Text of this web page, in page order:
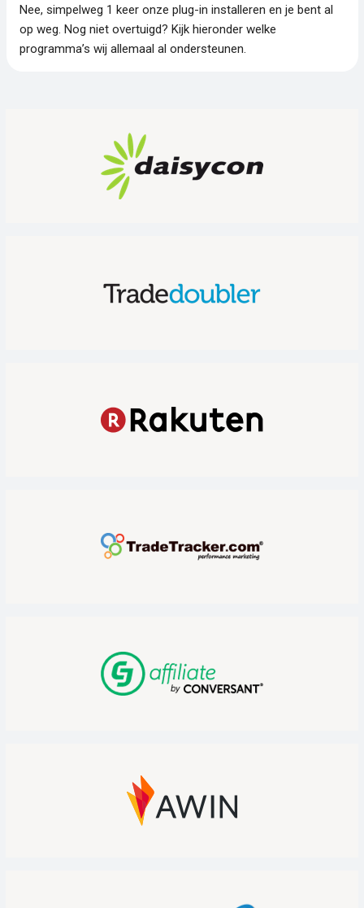
Nee, simpelweg 1 keer onze plug-in installeren en je bent al
op weg. Nog niet overtuigd? Kijk hieronder welke
programma’s wij allemaal al ondersteunen.